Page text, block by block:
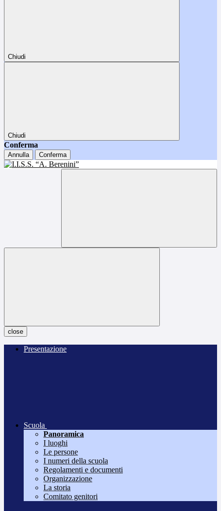
Chiudi
Chiudi
Conferma
Annulla Conferma
close
Presentazione
Scuola
Panoramica
I luoghi
Le persone
I numeri della scuola
Regolamenti e documenti
Organizzazione
La storia
Comitato genitori